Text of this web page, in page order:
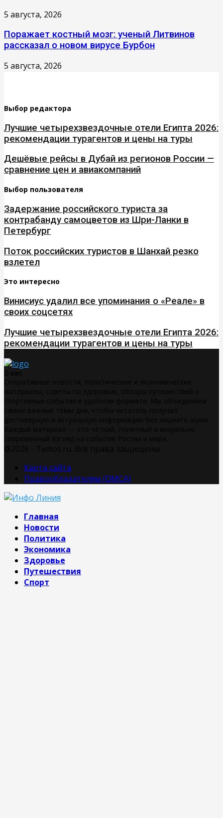
5 августа, 2026
Поражает костный мозг: ученый Литвинов
рассказал о новом вирусе Бурбон
5 августа, 2026
Выбор редактора
Лучшие четырехзвездочные отели Египта 2026:
рекомендации турагентов и цены на туры
Дешёвые рейсы в Дубай из регионов России —
сравнение цен и авиакомпаний
Выбор пользователя
Задержание российского туриста за
контрабанду самоцветов из Шри-Ланки в
Петербург
Поток российских туристов в Шанхай резко
взлетел
Это интересно
Винисиус удалил все упоминания о «Реале» в
своих соцсетях
Лучшие четырехзвездочные отели Египта 2026:
рекомендации турагентов и цены на туры
Карта сайта
Правообладателям (DMCA)
Главная
Новости
Политика
Экономика
Здоровье
Путешествия
Спорт